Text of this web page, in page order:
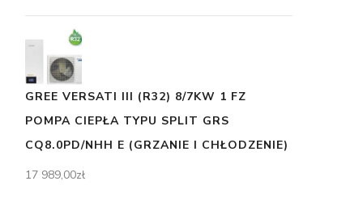
GREE VERSATI III (R32) 8/7KW 1 FZ
POMPA CIEPŁA TYPU SPLIT GRS
CQ8.0PD/NHH E (GRZANIE I CHŁODZENIE)
17 989,00zł